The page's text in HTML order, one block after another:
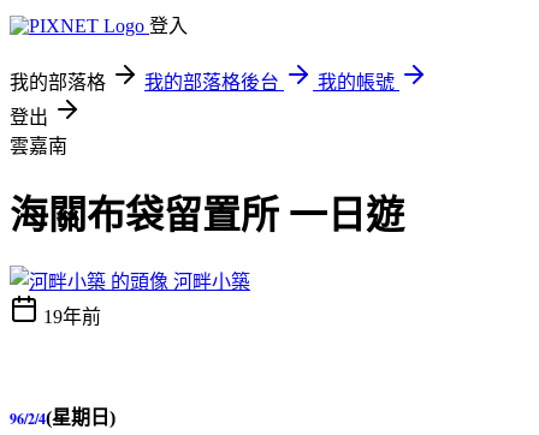
登入
我的部落格 我的部落格後台
我的帳號
登出
雲嘉南
海關布袋留置所 一日遊
河畔小築
19年前
96/2/4(星期日)